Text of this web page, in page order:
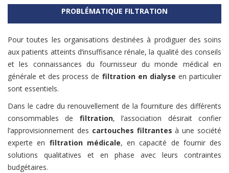
PROBLÉMATIQUE FILTRATION
Pour toutes les organisations destinées à prodiguer des soins
aux patients atteints d’insuffisance rénale, la qualité des conseils
et les connaissances du fournisseur du monde médical en
générale et des process de filtration en dialyse en particulier
sont essentiels.
Dans le cadre du renouvellement de la fourniture des différents
consommables de filtration, l’association désirait confier
l’approvisionnement des cartouches filtrantes à une société
experte en filtration médicale, en capacité de fournir des
solutions qualitatives et en phase avec leurs contraintes
budgétaires.